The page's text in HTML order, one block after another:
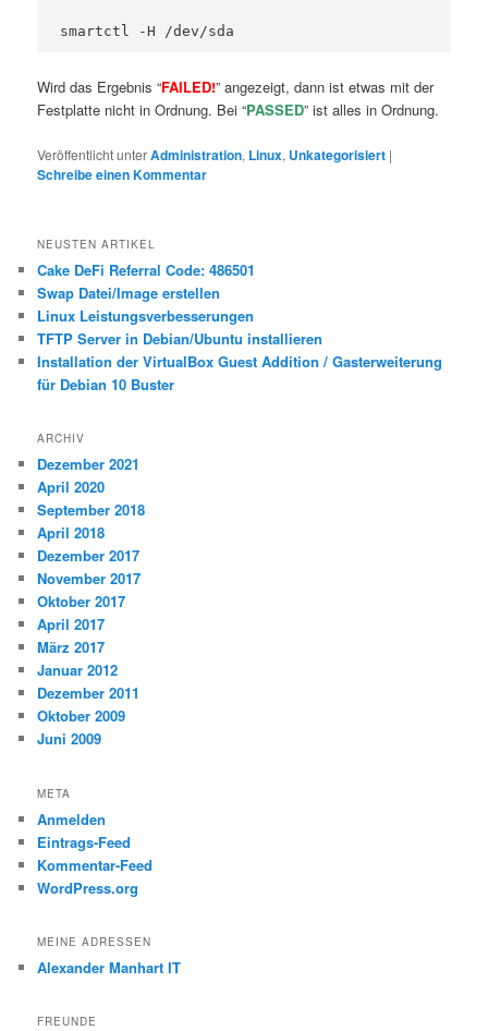
smartctl -H /dev/sda
Wird das Ergebnis “FAILED!” angezeigt, dann ist etwas mit der
Festplatte nicht in Ordnung. Bei “PASSED” ist alles in Ordnung.
Veröffentlicht unterAdministration, Linux, Unkategorisiert |
Schreibe einen Kommentar
NEUSTEN ARTIKEL
Cake DeFi Referral Code: 486501
Swap Datei/Image erstellen
Linux Leistungsverbesserungen
TFTP Server in Debian/Ubuntu installieren
Installation der VirtualBox Guest Addition / Gasterweiterung
für Debian 10 Buster
ARCHIV
Dezember 2021
April 2020
September 2018
April 2018
Dezember 2017
November 2017
Oktober 2017
April 2017
März 2017
Januar 2012
Dezember 2011
Oktober 2009
Juni 2009
META
Anmelden
Eintrags-Feed
Kommentar-Feed
WordPress.org
MEINE ADRESSEN
Alexander Manhart IT
FREUNDE